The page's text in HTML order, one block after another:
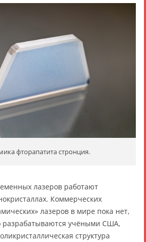
фторапатита стронция.
лазеров работают
Коммерческих
лазеров в мире пока нет,
разрабатываются учёными США,
структура